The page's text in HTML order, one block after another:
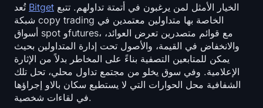
تُعد Bitget
شبكة copy trading الخاصة بها متداولين معتمدين في
أسواق spot وfutures، مع قوائم متصدرين تعرض العوائد،
والانخفاض في القيمة، والأصول تحت إدارة المتداولين بحيث
يمكن للمتابعين التصفية بناءً على المخاطر بدلاً من الإثارة
الإعلامية. وفي سوق يخلو من مجتمع تداول محلي، تحل تلك
الشفافية محل الحوارات التي لا يستطيع سكان بالاو إجراؤها
في لقاءات شخصية.